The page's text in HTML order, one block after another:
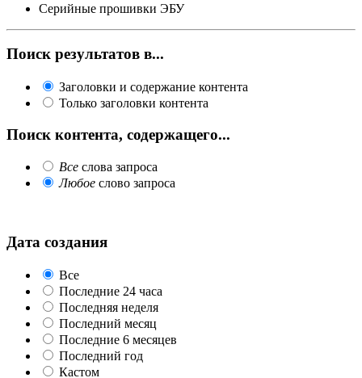
Серийные прошивки ЭБУ
Поиск результатов в...
Заголовки и содержание контента
Только заголовки контента
Поиск контента, содержащего...
Все слова запроса
Любое слово запроса
Дата создания
Все
Последние 24 часа
Последняя неделя
Последний месяц
Последние 6 месяцев
Последний год
Кастом